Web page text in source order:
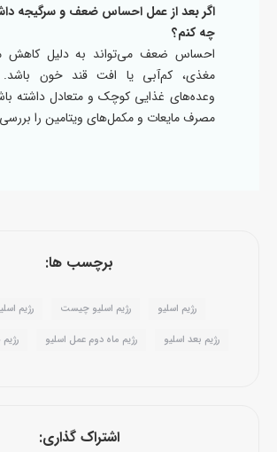
اگر بعد از عمل احساس ضعف و سرگیجه
چه کنم؟
احساس ضعف می‌تواند به دلیل کاهش
مغذی، کم‌آبی یا افت قند خون
وعده‌های غذایی کوچک و متعادل داشته
مصرف مایعات و مکمل‌های ویتامین را
برچسب ها:
رژیم اسلیو رژیم اسلیو چیست رژیم
رژیم بعد اسلیو رژیم ماه دوم عمل اسلیو
اشتراک گذاری: